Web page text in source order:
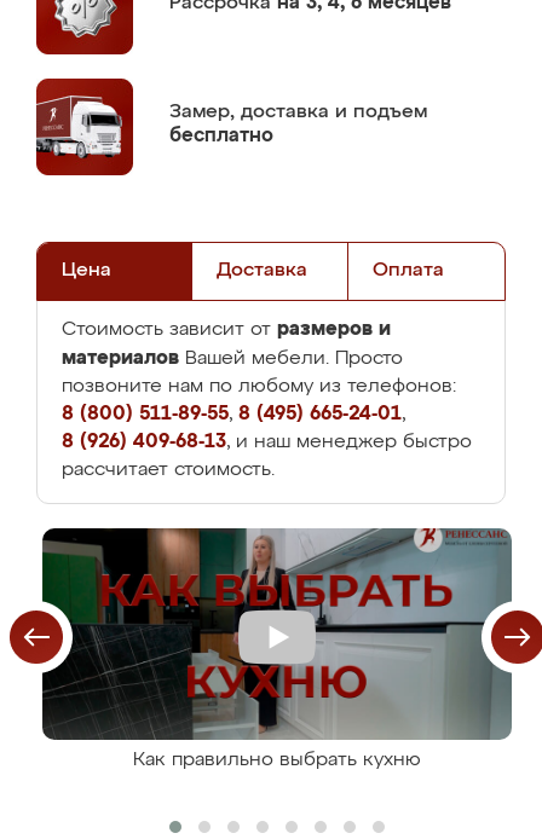
Замер, доставка и подъем
бесплатно
Цена Доставка Оплата
Стоимость зависит от размеров и
материалов Вашей мебели. Просто
позвоните нам по любому из телефонов:
8 (800) 511-89-55, 8 (495) 665-24-01,
8 (926) 409-68-13, и наш менеджер быстро
рассчитает стоимость.
Как правильно выбрать кухню